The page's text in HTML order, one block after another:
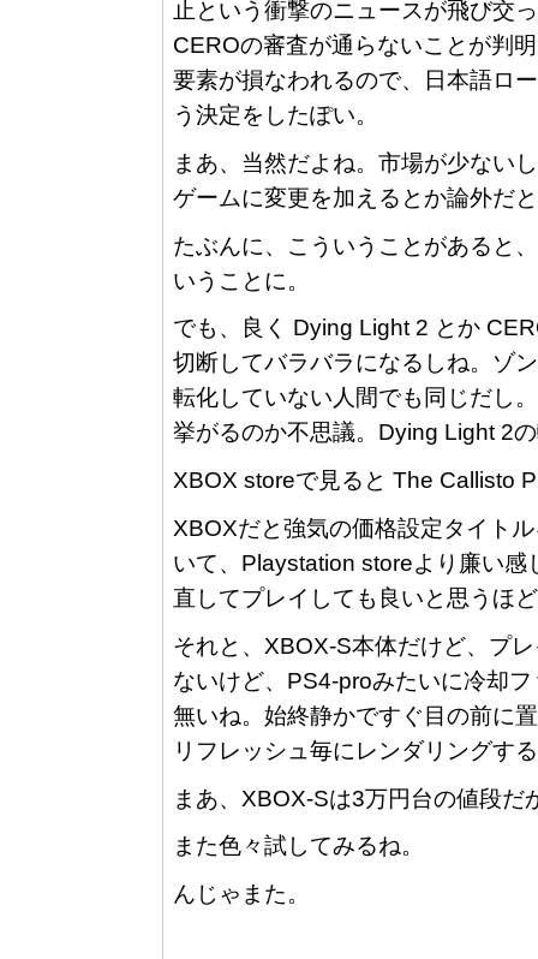
止という衝撃のニュースが飛び交
CEROの審査が通らないことが判
要素が損なわれるので、日本語ロ
う決定をしたぽい。
まあ、当然だよね。市場が少ない
ゲームに変更を加えるとか論外だ
たぶんに、こういうことがあると
いうことに。
でも、良く Dying Light 2 とか
切断してバラバラになるしね。ゾ
転化していない人間でも同じだし
挙がるのか不思議。Dying Light 2
XBOX storeで見ると The Callisto
XBOXだと強気の価格設定タイト
いて、Playstation storeより廉い
直してプレイしても良いと思うほ
それと、XBOX-S本体だけど、プ
ないけど、PS4-proみたいに冷却
無いね。始終静かですぐ目の前に
リフレッシュ毎にレンダリングす
まあ、XBOX-Sは3万円台の値段だ
また色々試してみるね。
んじゃまた。